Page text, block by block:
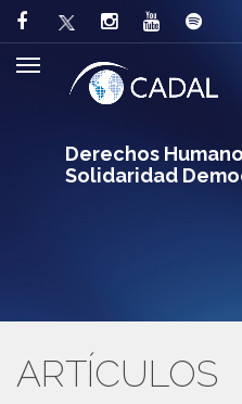
Derechos
Solidaridad
ARTÍCULOS